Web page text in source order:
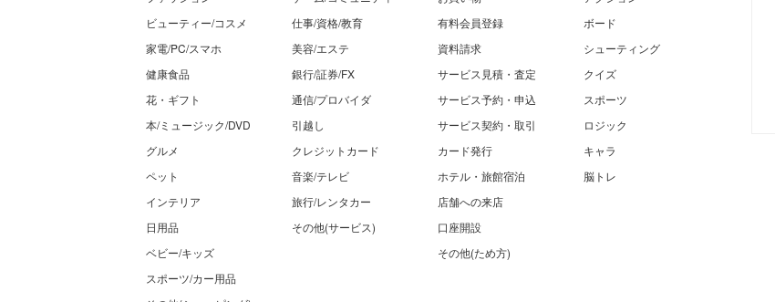
ビューティー/コスメ
家電/PC/スマホ
健康食品
花・ギフト
本/ミュージック/DVD
グルメ
ペット
インテリア
日用品
ベビー/キッズ
スポーツ/カー用品
仕事/資格/教育
美容/エステ
銀行/証券/FX
通信/プロバイダ
引越し
クレジットカード
音楽/テレビ
旅行/レンタカー
その他(サービス)
有料会員登録
資料請求
サービス見積・査定
サービス予約・申込
サービス契約・取引
カード発行
ホテル・旅館宿泊
店舗への来店
口座開設
その他(ため方)
ボード
シューティング
クイズ
スポーツ
ロジック
キャラ
脳トレ